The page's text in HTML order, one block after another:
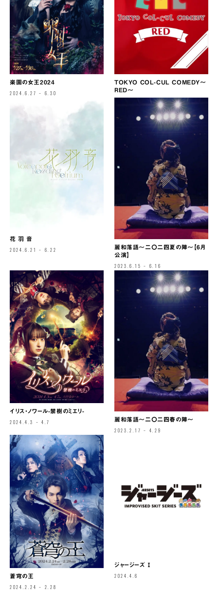
楽園の女王2024
2024.6.27 – 6.30
TOKYO COL-CUL COMEDY〜
RED〜
花 羽 音
2024.6.21 – 6.22
麗和落語～二〇二四夏の陣～【6月
公演】
2023.6.15 – 6.16
イリス・ノワール-禁樹のミエリ-
2024.4.3 – 4.7
麗和落語～二〇二四春の陣～
2023.2.17 – 4.29
蒼穹の王
2024.2.24 – 2.28
ジャージーズ Ⅰ
2024.4.6